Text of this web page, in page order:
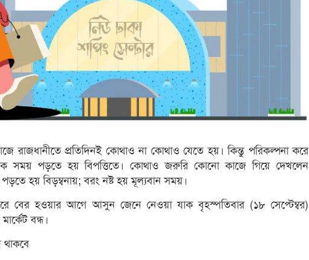
রাজধানীতে প্রতিদিনই কোথাও না কোথাও যেতে হয়। কিন্তু পরিকল্পনা করে
সময় পড়তে হয় বিপত্তিতে। কোথাও জরুরি কোনো কাজে গিয়ে দেখলেন
হয় বিড়ম্বনায়; বরং নষ্ট হয় মূল্যবান সময়।
বের হওয়ার আগে আসুন জেনে নেওয়া যাক বৃহস্পতিবার (১৮ সেপ্টেম্বর)
বন্ধ।
থাকবে